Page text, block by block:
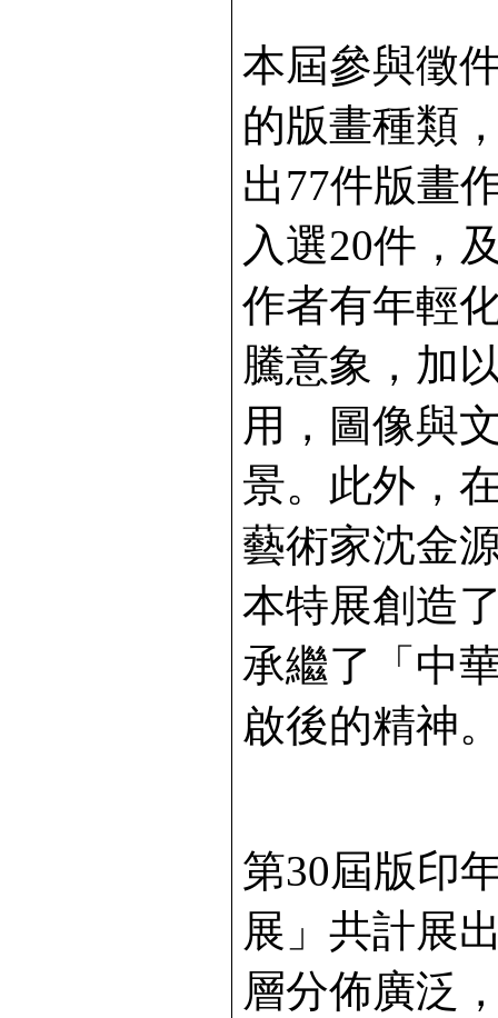
本屆參與徵
的版畫種類
出77件版畫
入選20件，
作者有年輕
騰意象，加
用，圖像與
景。此外，
藝術家沈金
本特展創造
承繼了「中
啟後的精神
第30屆版印
展」共計展
層分佈廣泛